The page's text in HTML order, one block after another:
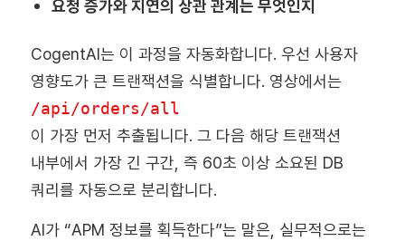
요청 증가와 지연의 상관 관계는 무엇인지
CogentAI는 이 과정을 자동화합니다. 우선 사용자
영향도가 큰 트랜잭션을 식별합니다. 영상에서는
/api/orders/all
이 가장 먼저 추출됩니다. 그 다음 해당 트랜잭션
내부에서 가장 긴 구간, 즉 60초 이상 소요된 DB
쿼리를 자동으로 분리합니다.
AI가 “APM 정보를 획득한다”는 말은, 실무적으로는